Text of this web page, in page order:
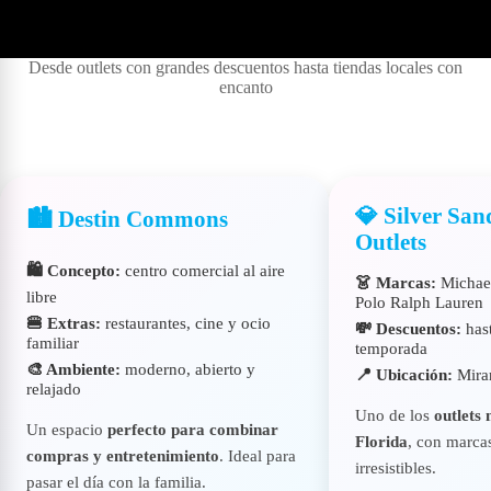
Desde outlets con grandes descuentos hasta tiendas locales con
encanto
🏙️ Destin Commons
🛍️ Concepto: centro comercial al aire
libre
🍔 Extras: restaurantes, cine y ocio
familiar
🎨 Ambiente: moderno, abierto y
relajado
Un espacio perfecto para combinar
compras y entretenimiento. Ideal para
pasar el día con la familia.
💎 Silver
Outlets
👗 Marcas:
Polo Ralph Lauren
💸 Descuentos:
temporada
📍 Ubicación:
Uno de los outlets
Florida, con
irresistibles.